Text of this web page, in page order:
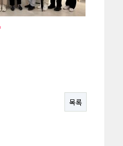
목록